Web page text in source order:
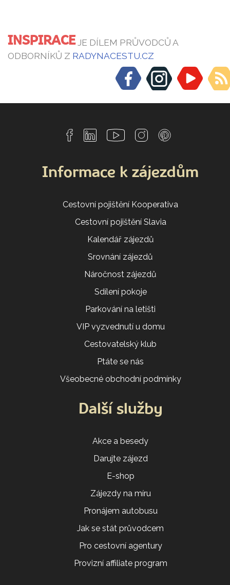
INSPIRACEJE DÍLEM PRŮVODCŮ A
ODBORNÍKŮ Z RADYNACESTU.CZ
Informace k zájezdům
Cestovní pojištění Kooperativa
Cestovní pojištění Slavia
Kalendář zájezdů
Srovnání zájezdů
Náročnost zájezdů
Sdílení pokoje
Parkování na letišti
VIP vyzvednutí u domu
Cestovatelský klub
Ptáte se nás
Všeobecné obchodní podmínky
Další služby
Akce a besedy
Darujte zájezd
E-shop
Zájezdy na míru
Pronájem autobusu
Jak se stát průvodcem
Pro cestovní agentury
Provizní affiliate program